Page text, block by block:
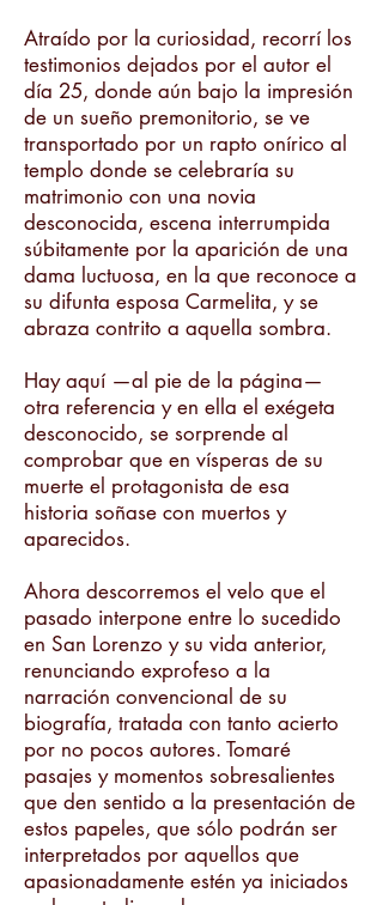
Atraído por la curiosidad, recorrí los
testimonios dejados por el autor el
día 25, donde aún bajo la impresión
de un sueño premonitorio, se ve
transportado por un rapto onírico al
templo donde se celebraría su
matrimonio con una novia
desconocida, escena interrumpida
súbitamente por la aparición de una
dama luctuosa, en la que reconoce a
su difunta esposa Carmelita, y se
abraza contrito a aquella sombra.
Hay aquí —al pie de la página—
otra referencia y en ella el exégeta
desconocido, se sorprende al
comprobar que en vísperas de su
muerte el protagonista de esa
historia soñase con muertos y
aparecidos.
Ahora descorremos el velo que el
pasado interpone entre lo sucedido
en San Lorenzo y su vida anterior,
renunciando exprofeso a la
narración convencional de su
biografía, tratada con tanto acierto
por no pocos autores. Tomaré
pasajes y momentos sobresalientes
que den sentido a la presentación de
estos papeles, que sólo podrán ser
interpretados por aquellos que
apasionadamente estén ya iniciados